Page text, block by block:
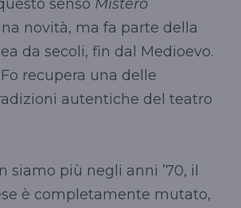
senso Mistero
novità, ma fa parte della
da secoli, fin dal Medioevo.
recupera una delle
autentiche del teatro
siamo più negli anni ’70, il
è completamente mutato,